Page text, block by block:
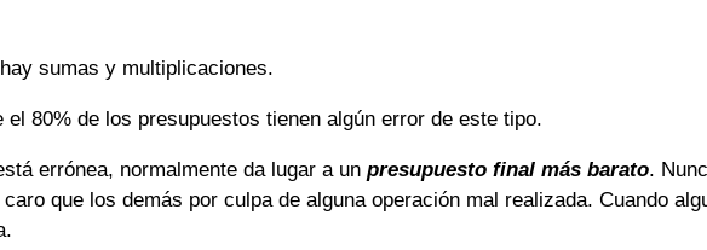
sumas y multiplicaciones.
80% de los presupuestos tienen algún error de este tipo.
errónea, normalmente da lugar a un presupuesto final más barato.
que los demás por culpa de alguna operación mal realizada. Cuando